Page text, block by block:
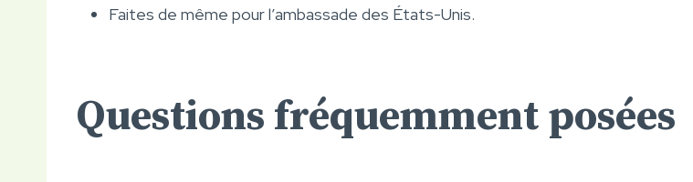
Faites de même pour l’ambassade des États-Unis.
Questions fréquemment posées